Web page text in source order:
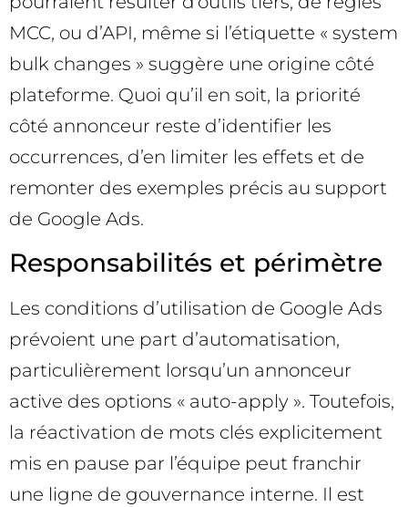
MCC, ou d’API, même si l’étiquette « system
bulk changes » suggère une origine côté
plateforme. Quoi qu’il en soit, la priorité
côté annonceur reste d’identifier les
occurrences, d’en limiter les effets et de
remonter des exemples précis au support
de Google Ads.
Responsabilités et périmètre
Les conditions d’utilisation de Google Ads
prévoient une part d’automatisation,
particulièrement lorsqu’un annonceur
active des options « auto-apply ». Toutefois,
la réactivation de mots clés explicitement
mis en pause par l’équipe peut franchir
une ligne de gouvernance interne. Il est